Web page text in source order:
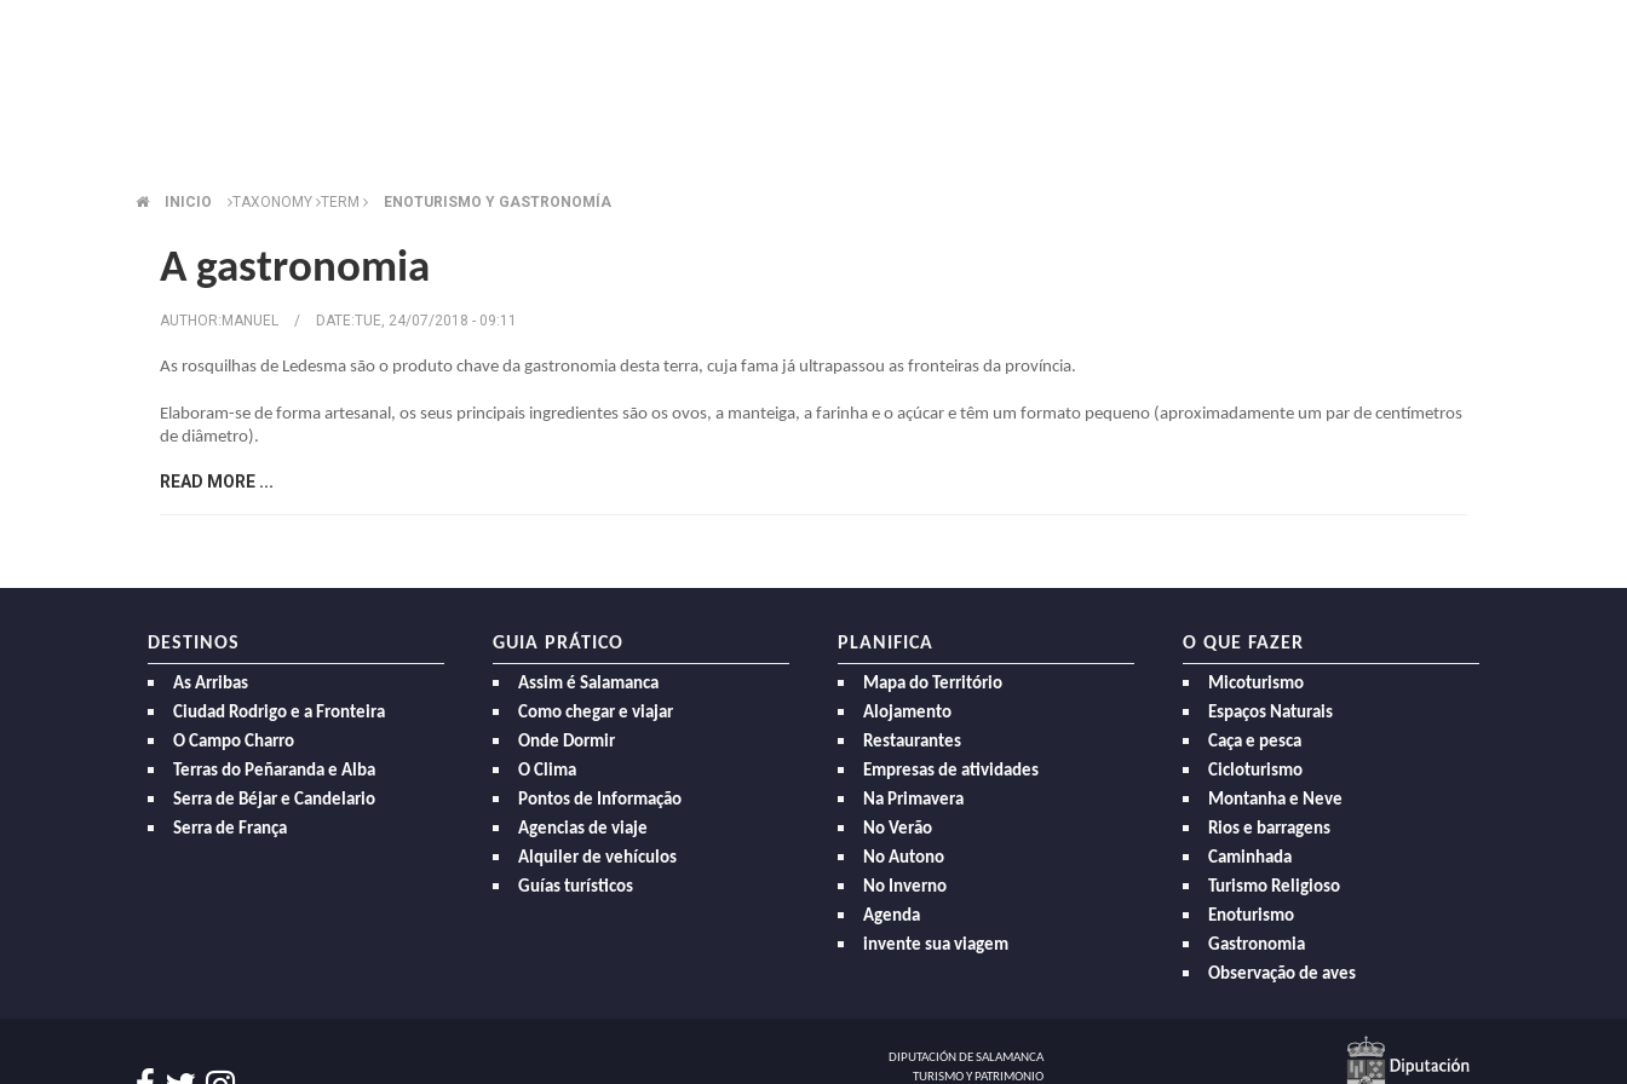
BREADCRUMB
INICIO TAXONOMY TERM ENOTURISMO Y GASTRONOMÍA
A gastronomia
AUTHOR: MANUEL / DATE:TUE, 24/07/2018 - 09:11
As rosquilhas de Ledesma são o produto chave da gastronomia desta terra, cuja fama já ultrapassou as fronteiras da província.
Elaboram-se de forma artesanal, os seus principais ingredientes são os ovos, a manteiga, a farinha e o açúcar e têm um formato pequeno (aproximadamente um par de centímetros
de diâmetro).
READ MORE ...
DESTINOS
As Arribas
Ciudad Rodrigo e a Fronteira
O Campo Charro
Terras do Peñaranda e Alba
Serra de Béjar e Candelario
Serra de França
GUIA PRÁTICO
Assim é Salamanca
Como chegar e viajar
Onde Dormir
O Clima
Pontos de Informação
Agencias de viaje
Alquiler de vehículos
Guías turísticos
PLANIFICA
Mapa do Território
Alojamento
Restaurantes
Empresas de atividades
Na Primavera
No Verão
No Autono
No Inverno
Agenda
invente sua viagem
O QUE FAZER
Micoturismo
Espaços Naturais
Caça e pesca
Cicloturismo
Montanha e Neve
Rios e barragens
Caminhada
Turismo Religioso
Enoturismo
Gastronomia
Observação de aves
DIPUTACIÓN DE SALAMANCA
TURISMO Y PATRIMONIO